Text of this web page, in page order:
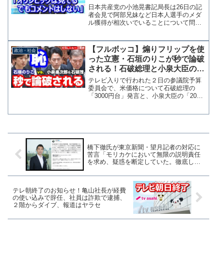
レビで観戦していることは認める
日本共産党の小池晃書記局長は26日の記
者会見で阿部兄妹など日本人選手のメダ
ル獲得が相次いでいることについて問わ
トすることは控えたい」と祝意を表明す
ることを避けた。 さら...
政治・社会
【フルボッコ】煽りフリップを使
った立憲・石垣のりこが秒で論破
される！石破総理と小泉大臣のコ
ンビ攻撃炸裂【KSLチャンネル】
テレビ入りで行われた２日の参議院予算
委員会で、米価格について石破総理の
「3000円台」発言と、小泉大臣の「2000
橋下徹氏が東京新聞・望月記者の対応に
苦言「モリカケにおいて無限の説明責任
を求め、疑惑を断定していた。徹底して
テレ朝終了のお知らせ！亀山社長が経費
の使い込みで辞任、社員は詐欺で逮捕、
２階からダイブ、報道はヤラセ